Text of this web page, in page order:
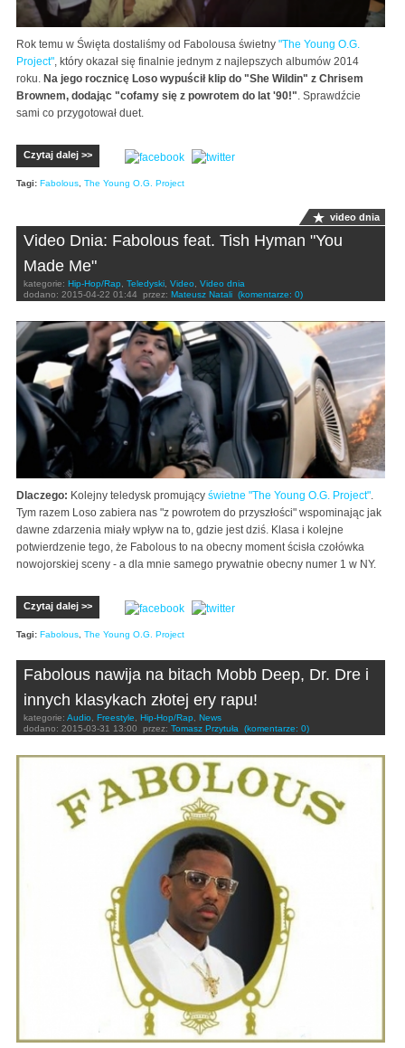
Rok temu w Święta dostaliśmy od Fabolousa świetny "The Young O.G.
Project", który okazał się finalnie jednym z najlepszych albumów 2014
roku. Na jego rocznicę Loso wypuścił klip do "She Wildin" z Chrisem
Brownem, dodając "cofamy się z powrotem do lat '90!". Sprawdźcie
sami co przygotował duet.
Czytaj dalej >>
Tagi: Fabolous, The Young O.G. Project
video dnia
Video Dnia: Fabolous feat. Tish Hyman "You
Made Me"
kategorie: Hip-Hop/Rap, Teledyski, Video, Video dnia
dodano: 2015-04-22 01:44 przez: Mateusz Natali (komentarze: 0)
Dlaczego: Kolejny teledysk promujący świetne "The Young O.G. Project"
Tym razem Loso zabiera nas "z powrotem do przyszłości" wspominając jak
dawne zdarzenia miały wpływ na to, gdzie jest dziś. Klasa i kolejne
potwierdzenie tego, że Fabolous to na obecny moment ścisła czołówka
nowojorskiej sceny - a dla mnie samego prywatnie obecny numer 1 w NY.
Czytaj dalej >>
Tagi: Fabolous The Young O.G. Project
Fabolous nawija na bitach Mobb Deep, Dr. Dre i
innych klasykach złotej ery rapu!
kategorie: Audio Freestyle Hip-Hop/Rap
News
dodano: 2015-03-31 13:00 przez: Tomasz Przytuła (komentarze: 0)